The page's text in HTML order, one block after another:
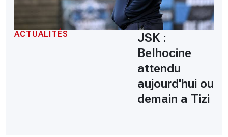
ACTUALITÉS
JSK :
Belhocine
attendu
aujourd'hui ou
demain a Tizi